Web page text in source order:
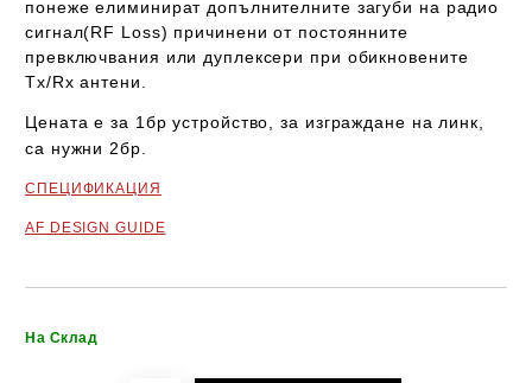
понеже елиминират допълнителните загуби на радио
сигнал(RF Loss) причинени от постоянните
превключвания или дуплексери при обикновените
Tx/Rx антени.
Цената е за 1бр устройство, за изграждане на линк,
са нужни 2бр.
СПЕЦИФИКАЦИЯ
AF DESIGN GUIDE
На Склад